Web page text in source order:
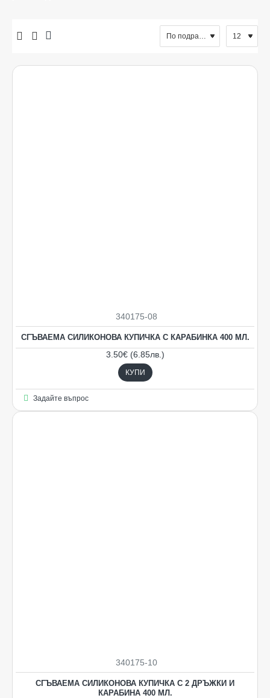
340175-08
СГЪВАЕМА СИЛИКОНОВА КУПИЧКА С КАРАБИНКА 400 МЛ.
3.50€ (6.85лв.)
КУПИ
Задайте въпрос
340175-10
СГЪВАЕМА СИЛИКОНОВА КУПИЧКА С 2 ДРЪЖКИ И
КАРАБИНА 400 МЛ.